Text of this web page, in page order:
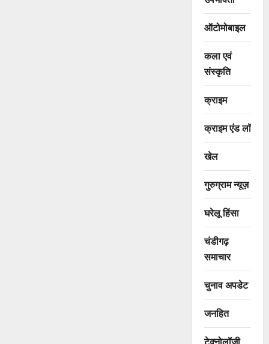
ऑटोमोबाइल
कला एवं
संस्कृति
क्राइम
क्राइम एंड लॉ
खेल
गुरुग्राम न्यूज़
घरेलू हिंसा
चंडीगढ़
समाचार
चुनाव अपडेट
जनहित